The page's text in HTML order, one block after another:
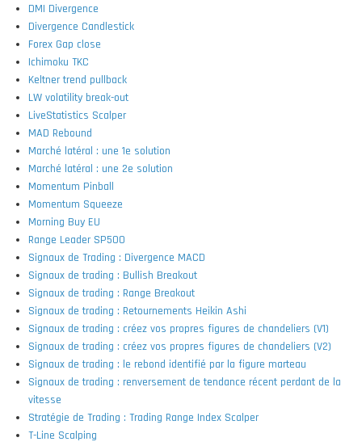
DMI Divergence
Divergence Candlestick
Forex Gap close
Ichimoku TKC
Keltner trend pullback
LW volatility break-out
LiveStatistics Scalper
MAD Rebound
Marché latéral : une 1e solution
Marché latéral : une 2e solution
Momentum Pinball
Momentum Squeeze
Morning Buy EU
Range Leader SP500
Signaux de Trading : Divergence MACD
Signaux de trading : Bullish Breakout
Signaux de trading : Range Breakout
Signaux de trading : Retournements Heikin Ashi
Signaux de trading : créez vos propres figures de chandeliers (V1)
Signaux de trading : créez vos propres figures de chandeliers (V2)
Signaux de trading : le rebond identifié par la figure marteau
Signaux de trading : renversement de tendance récent perdant de la
vitesse
Stratégie de Trading : Trading Range Index Scalper
T-Line Scalping